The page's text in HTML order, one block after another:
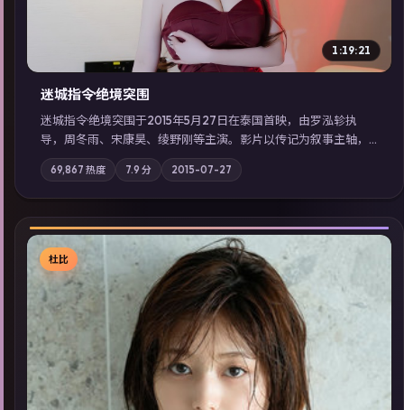
1:19:21
迷城指令·绝境突围
迷城指令·绝境突围于2015年5月27日在泰国首映，由罗泓轸执
导，周冬雨、宋康昊、绫野刚等主演。影片以传记为叙事主轴，
记忆碎片重组后，主角发现自己从未活过“真实”的一天；摄影与
配乐强化地域气质；站内亦可通过「国产免费观看高清电视剧在
线看」延展检索同类型高分佳作，畅享高清在线追剧体验。
69,867 热度 7.9 分 2015-07-27
杜比